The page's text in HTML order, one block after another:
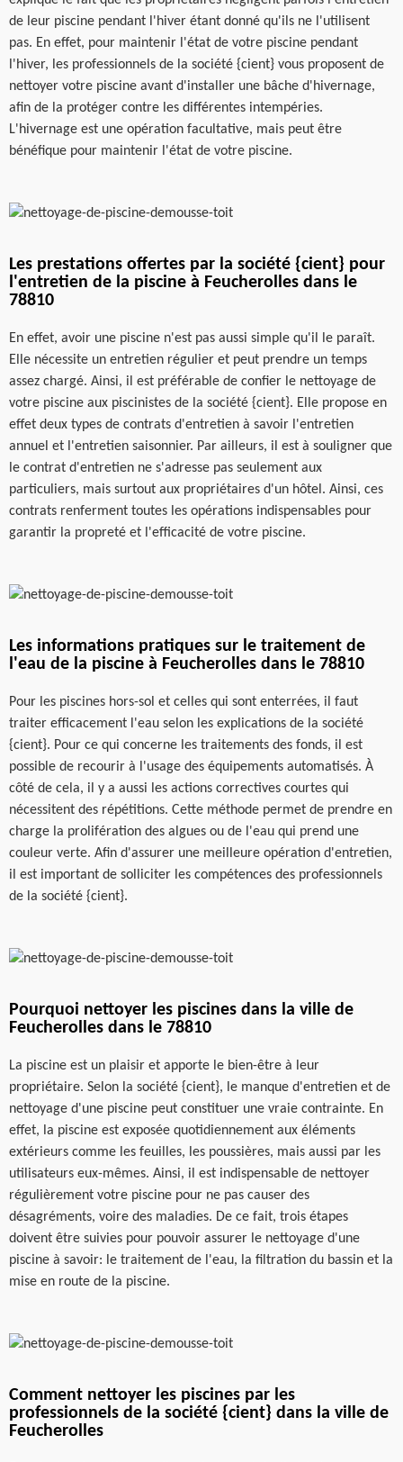
de leur piscine pendant l'hiver étant donné qu'ils ne l'utilisent
pas. En effet, pour maintenir l'état de votre piscine pendant
l'hiver, les professionnels de la société {cient} vous proposent de
nettoyer votre piscine avant d'installer une bâche d'hivernage,
afin de la protéger contre les différentes intempéries.
L'hivernage est une opération facultative, mais peut être
bénéfique pour maintenir l'état de votre piscine.
Les prestations offertes par la société {cient} pour
l'entretien de la piscine à Feucherolles dans le
78810
En effet, avoir une piscine n'est pas aussi simple qu'il le paraît.
Elle nécessite un entretien régulier et peut prendre un temps
assez chargé. Ainsi, il est préférable de confier le nettoyage de
votre piscine aux piscinistes de la société {cient}. Elle propose en
effet deux types de contrats d'entretien à savoir l'entretien
annuel et l'entretien saisonnier. Par ailleurs, il est à souligner que
le contrat d'entretien ne s'adresse pas seulement aux
particuliers, mais surtout aux propriétaires d'un hôtel. Ainsi, ces
contrats renferment toutes les opérations indispensables pour
garantir la propreté et l'efficacité de votre piscine.
Les informations pratiques sur le traitement de
l'eau de la piscine à Feucherolles dans le 78810
Pour les piscines hors-sol et celles qui sont enterrées, il faut
traiter efficacement l'eau selon les explications de la société
{cient}. Pour ce qui concerne les traitements des fonds, il est
possible de recourir à l'usage des équipements automatisés. À
côté de cela, il y a aussi les actions correctives courtes qui
nécessitent des répétitions. Cette méthode permet de prendre en
charge la prolifération des algues ou de l'eau qui prend une
couleur verte. Afin d'assurer une meilleure opération d'entretien,
il est important de solliciter les compétences des professionnels
de la société {cient}.
Pourquoi nettoyer les piscines dans la ville de
Feucherolles dans le 78810
La piscine est un plaisir et apporte le bien-être à leur
propriétaire. Selon la société {cient}, le manque d'entretien et de
nettoyage d'une piscine peut constituer une vraie contrainte. En
effet, la piscine est exposée quotidiennement aux éléments
extérieurs comme les feuilles, les poussières, mais aussi par les
utilisateurs eux-mêmes. Ainsi, il est indispensable de nettoyer
régulièrement votre piscine pour ne pas causer des
désagréments, voire des maladies. De ce fait, trois étapes
doivent être suivies pour pouvoir assurer le nettoyage d'une
piscine à savoir: le traitement de l'eau, la filtration du bassin et la
mise en route de la piscine.
Comment nettoyer les piscines par les
professionnels de la société {cient} dans la ville de
Feucherolles